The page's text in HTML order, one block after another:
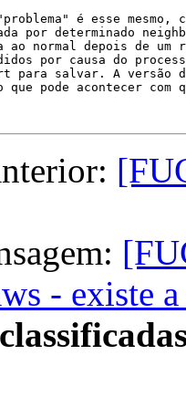
é esse
por determinado
ao normal depois de
por causa do
para salvar. A
pode acontecer com
- existe